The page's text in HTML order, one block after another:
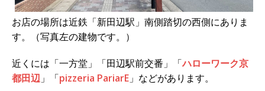
お店の場所は近鉄「新田辺駅」南側踏切の西側にありま
す。（写真左の建物です。）
近くには「一方堂」「田辺駅前交番」「ハローワーク京
都田辺」「pizzeria PariarE」などがあります。